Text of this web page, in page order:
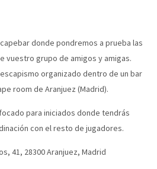
donde pondremos a prueba las
vuestro grupo de amigos y amigas.
organizado dentro de un bar
room de Aranjuez (Madrid).
para iniciados donde tendrás
con el resto de jugadores.
41, 28300 Aranjuez, Madrid